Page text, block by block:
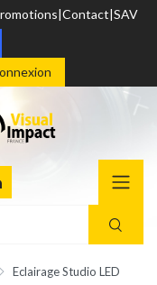
Contact SAV
Eclairage Studio LED